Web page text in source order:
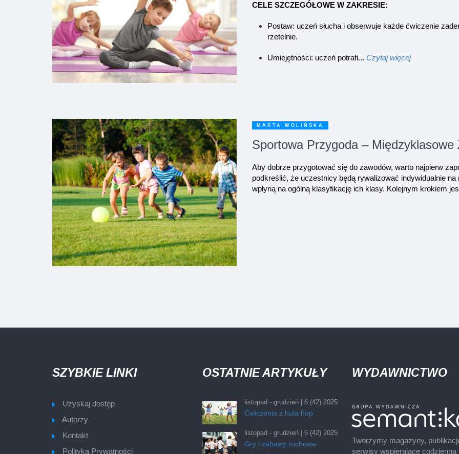
CELE SZCZEGÓŁOWE W ZAKRESIE:
Postaw: uczeń słucha i obserwuje każde ćwiczenie
rzetelnie.
Umiejętności: uczeń potrafi... Czytaj więcej
MARTA WOLIŃSKA
Sportowa Przygoda – Międzyklasowe
Aby dobrze przygotować się do zawodów, warto najpierw
podkreślić, że uczestnicy będą rywalizować indywidualnie
wpłyną na ogólną klasyfikację ich klasy. Kolejnym krokiem
SZYBKIE LINKI
Uzyskaj dostęp
Autorzy
Kontakt
Polityka Prywatności
OSTATNIE ARTYKUŁY
listopad - grudzień | 6 (42) 2025
Ćwiczenia z hula hop
listopad - grudzień | 6 (42) 2025
Gry i zabawy ruchowe
WYDAWNICTWO
Tworzymy magazyny,
serwisy wspierające codzienną